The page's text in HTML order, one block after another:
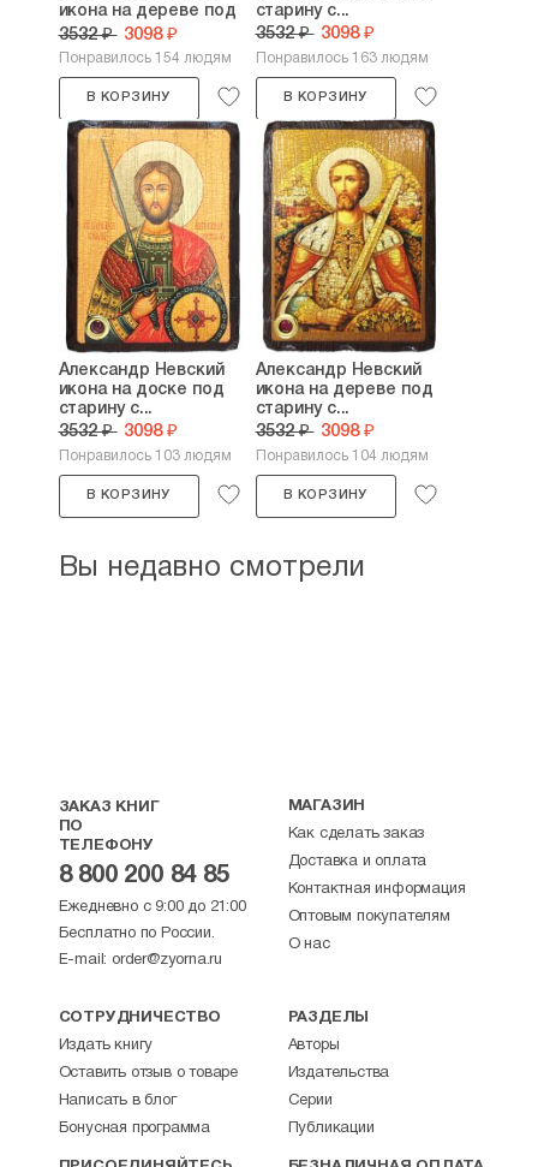
икона на дереве под
старину с...
3532 ₽ 3098 ₽
Понравилось 154 людям
В КОРЗИНУ
старину с...
3532 ₽ 3098 ₽
Понравилось 163 людям
В КОРЗИНУ
Александр Невский
икона на доске под
старину с...
3532 ₽ 3098 ₽
Понравилось 103 людям
В КОРЗИНУ
Александр Невский
икона на дереве под
старину с...
3532 ₽ 3098 ₽
Понравилось 104 людям
В КОРЗИНУ
Вы недавно смотрели
ЗАКАЗ КНИГ
ПО
ТЕЛЕФОНУ
8 800 200 84 85
Ежедневно с 9:00 до 21:00
Бесплатно по России.
E-mail: order@zyorna.ru
МАГАЗИН
Как сделать заказ
Доставка и оплата
Контактная информация
Оптовым покупателям
О нас
СОТРУДНИЧЕСТВО
Издать книгу
Оставить отзыв о товаре
Написать в блог
Бонусная программа
РАЗДЕЛЫ
Авторы
Издательства
Серии
Публикации